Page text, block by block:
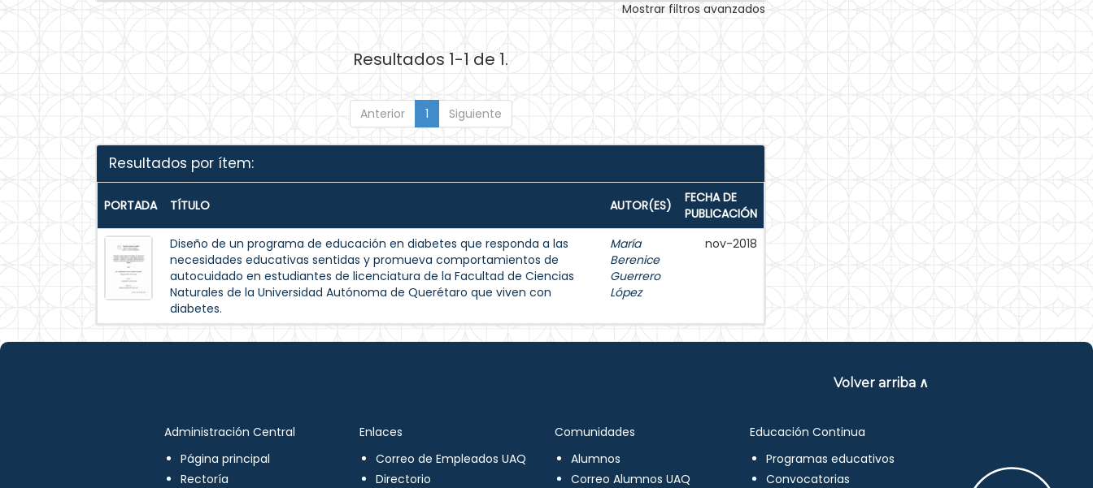
Mostrar filtros avanzados
Resultados 1-1 de 1.
Anterior 1 Siguiente
Resultados por ítem:
PORTADA TÍTULO AUTOR(ES)
FECHA DE
PUBLICACIÓN
Diseño de un programa de educación en diabetes que responda a las
necesidades educativas sentidas y promueva comportamientos de
autocuidado en estudiantes de licenciatura de la Facultad de Ciencias
Naturales de la Universidad Autónoma de Querétaro que viven con
diabetes.
María
Berenice
Guerrero
López
nov-2018
Volver arriba ∧
Administración Central
Página principal
Rectoría
Enlaces
Correo de Empleados UAQ
Directorio
Comunidades
Alumnos
Correo Alumnos UAQ
Educación Continua
Programas educativos
Convocatorias